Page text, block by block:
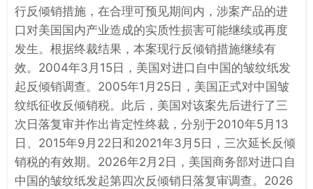
行反倾销措施，在合理可预见期间内，涉案产品的进
口对美国国内产业造成的实质性损害可能继续或再度
发生。根据终裁结果，本案现行反倾销措施继续有
效。2004年3月15日，美国对进口自中国的皱纹纸发
起反倾销调查。2005年1月25日，美国正式对中国皱
纹纸征收反倾销税。此后，美国对该案先后进行了三
次日落复审并作出肯定性终裁，分别于2010年5月13
日、2015年9月22日和2021年3月5日，三次延长反倾
销税的有效期。2026年2月2日，美国商务部对进口自
中国的皱纹纸发起第四次反倾销日落复审调查。2026